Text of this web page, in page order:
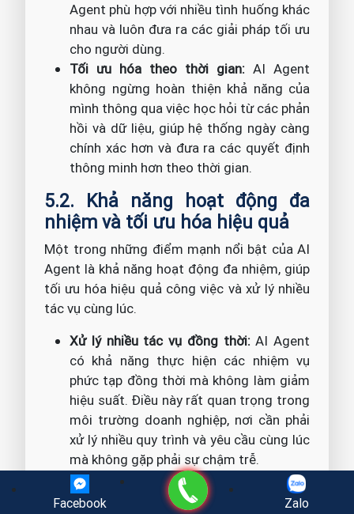
Agent phù hợp với nhiều tình huống khác
nhau và luôn đưa ra các giải pháp tối ưu
cho người dùng.
Tối ưu hóa theo thời gian: AI Agent
không ngừng hoàn thiện khả năng của
mình thông qua việc học hỏi từ các phản
hồi và dữ liệu, giúp hệ thống ngày càng
chính xác hơn và đưa ra các quyết định
thông minh hơn theo thời gian.
5.2. Khả năng hoạt động đa
nhiệm và tối ưu hóa hiệu quả
Một trong những điểm mạnh nổi bật của AI
Agent là khả năng hoạt động đa nhiệm, giúp
tối ưu hóa hiệu quả công việc và xử lý nhiều
tác vụ cùng lúc.
Xử lý nhiều tác vụ đồng thời:AI Agent
có khả năng thực hiện các nhiệm vụ
phức tạp đồng thời mà không làm giảm
hiệu suất. Điều này rất quan trọng trong
môi trường doanh nghiệp, nơi cần phải
xử lý nhiều quy trình và yêu cầu cùng lúc
mà không gặp phải sự chậm trễ.
Tối ưu hóa các quy trình:
Nhờ vào khả
năng phân tích dữ liệu và học hỏi liên
Facebook
Gọi điện
Zalo